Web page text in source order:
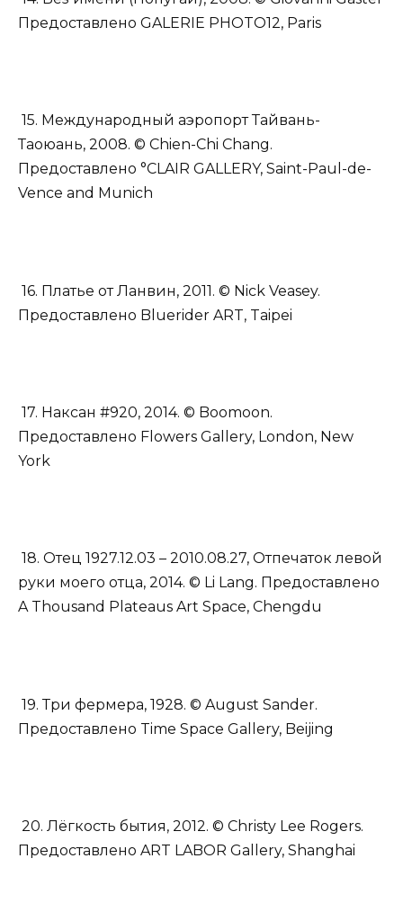
Предоставлено GALERIE PHOTO12, Paris
15. Международный аэропорт Тайвань-
Таоюань, 2008. © Chien-Chi Chang.
Предоставлено °CLAIR GALLERY, Saint-Paul-de-
Vence and Munich
16. Платье от Ланвин, 2011. © Nick Veasey.
Предоставлено Bluerider ART, Taipei
17. Наксан #920, 2014. © Boomoon.
Предоставлено Flowers Gallery, London, New
York
18. Отец 1927.12.03 – 2010.08.27, Отпечаток левой
руки моего отца, 2014. © Li Lang. Предоставлено
A Thousand Plateaus Art Space, Chengdu
19. Три фермера, 1928. © August Sander.
Предоставлено Time Space Gallery, Beijing
20. Лёгкость бытия, 2012. © Christy Lee Rogers.
Предоставлено ART LABOR Gallery, Shanghai